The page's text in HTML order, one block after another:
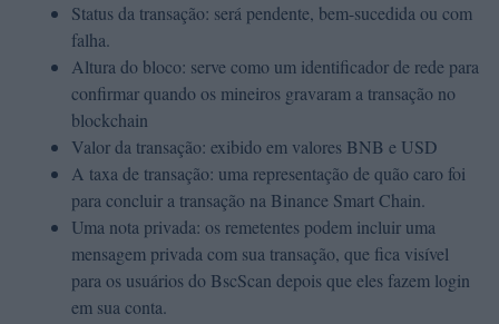
Status da transação: será pendente, bem-sucedida ou com
falha.
Altura do bloco: serve como um identificador de rede para
confirmar quando os mineiros gravaram a transação no
blockchain
Valor da transação: exibido em valores BNB e USD
A taxa de transação: uma representação de quão caro foi
para concluir a transação na Binance Smart Chain.
Uma nota privada: os remetentes podem incluir uma
mensagem privada com sua transação, que fica visível
para os usuários do BscScan depois que eles fazem login
em sua conta.